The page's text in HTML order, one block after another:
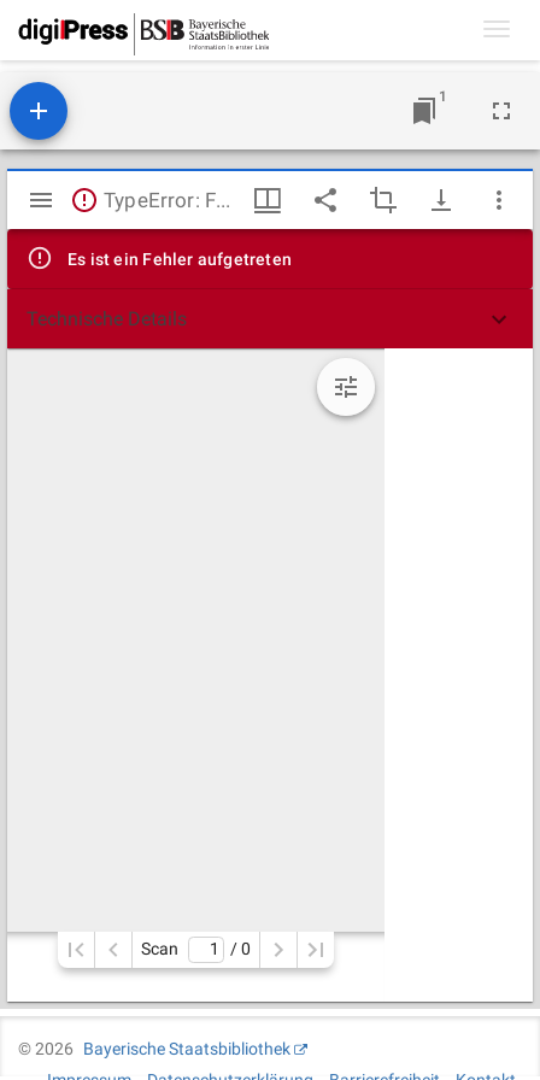
1
Mirador
Viewer
TypeError: Failed to fetch
Es ist ein Fehler aufgetreten
Technische Details
Scan / 0
©2026
Bayerische Staatsbibliothek